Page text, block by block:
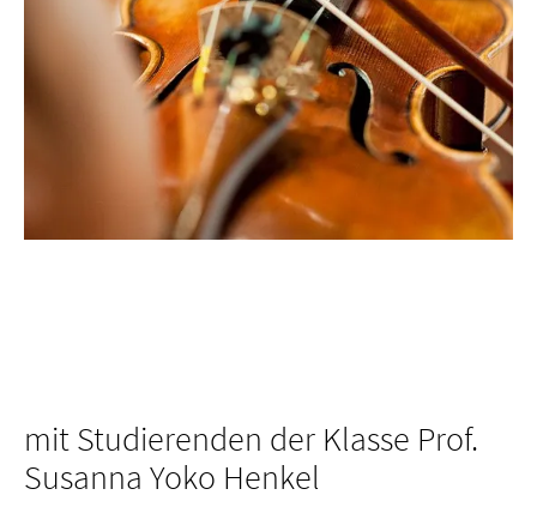
mit Studierenden der Klasse Prof.
Susanna Yoko Henkel